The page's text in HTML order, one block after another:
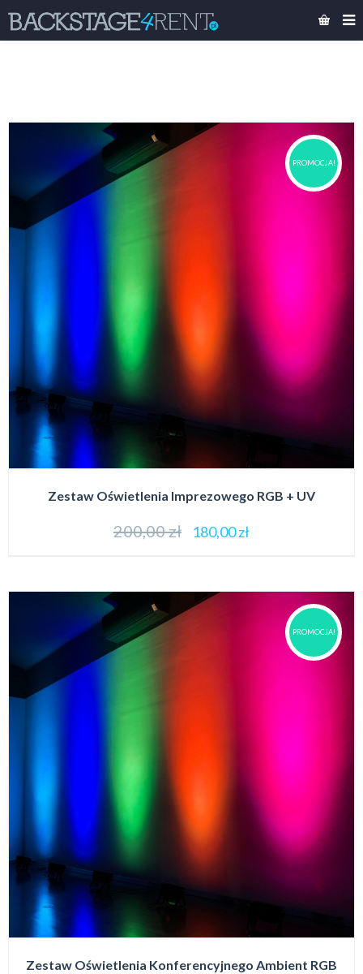
PROMOCJA!
Zestaw Oświetlenia Imprezowego RGB + UV
200,00zł 180,00zł
PROMOCJA!
Zestaw Oświetlenia Konferencyjnego Ambient RGB